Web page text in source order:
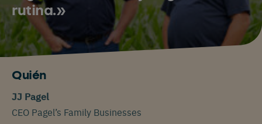
rutina.»
Quién
JJ Pagel
CEO Pagel’s Family Businesses